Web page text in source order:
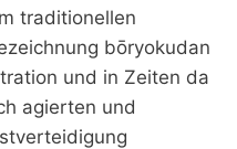
traditionellen
bōryokudan
und in Zeiten da
agierten und